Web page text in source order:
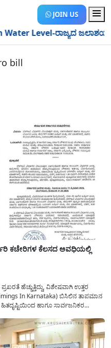
JOIN US
Level-ರಾಜ್ಯದ ಜಲಾಶಯಗಳಿಗೆ
bill
ಕಚೇರಿಗಳ ಕೆಲಸದ ಅವಧಿಯಲ್ಲಿ
ಹೆಚ್ಚುತ್ತಿದ್ದು, ವಿಶೇಷವಾಗಿ ಉತ್ತರ
In Karnataka) ಬಿಸಿಲಿನ ತಾಪಮಾನ
ಹಾಗೂ ಸಾರ್ವಜನಿಕರ